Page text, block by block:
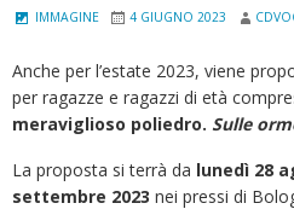
IMMAGINE 4 GIUGNO 2023
Anche per l’estate 2023, viene
per ragazze e ragazzi di età
meraviglioso poliedro. Sulle
La proposta si terrà da lunedì 28
settembre 2023 nei pressi di